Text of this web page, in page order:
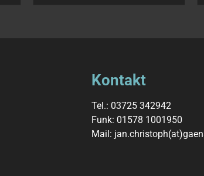
Kontakt
Tel.: 03725 342942
Funk: 01578 1001950
Mail: